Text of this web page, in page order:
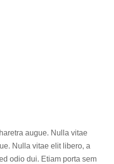
augue. Nulla vitae
Nulla vitae elit libero, a
odio dui. Etiam porta sem